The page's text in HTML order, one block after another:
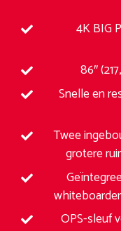
4K BIG
86″
Snelle en
Twee
grotere
OPS-sleuf